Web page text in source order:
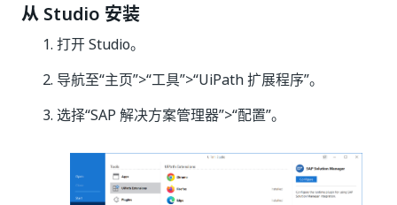
从 Studio 安装
打开 Studio。
导航至“主页”>“工具”>“UiPath 扩展程序”。
选择“SAP 解决方案管理器”>“配置”。